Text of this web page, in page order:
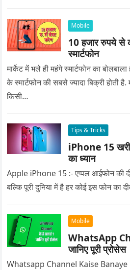
Mobile
10 हजार रुपये
स्मार्टफोन
मार्केट में भले ही महंगे स्मार्टफोन का
के स्मार्टफोन की सबसे ज्यादा बिक्री होती है.
किसी…
Tips & Tricks
iPhone 15
का ध्यान
Apple iPhone 15 :- एप्पल आईफोन की
बल्कि पूरी दुनिया में है हर कोई इस फोन का
Mobile
WhatsApp
जानिए पूरी प्रोसेस
Whatsapp Channel Kaise